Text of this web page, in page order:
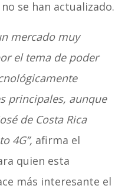
se han actualizado.
mercado muy
el tema de poder
principales, aunque
de Costa Rica
4G”, afirma el
quien esta
más interesante el